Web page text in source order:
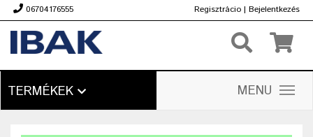
06704176555 Regisztrácio | Bejelentkezés
TERMÉKEK MENU